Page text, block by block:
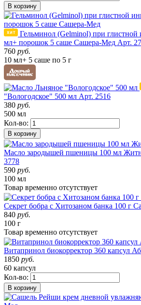
В корзину
Гельминол (Gelminol) при глистной
мл+ порошок 5 саше Сашера-Мед Арт.
760 руб.
10 мл+ 5 саше по 5 г
"Вологодское" 500 мл Арт. 2516
380 руб.
500 мл
Кол-во:
В корзину
Масло зародышей пшеницы 100 мл
3778
590 руб.
100 мл
Товар временно отсутствует
Секрет бобра с Хитозаном банка 100 г
840 руб.
100 г
Товар временно отсутствует
Витапринол биокорректор 360 капсул
1850 руб.
60 капсул
Кол-во:
В корзину